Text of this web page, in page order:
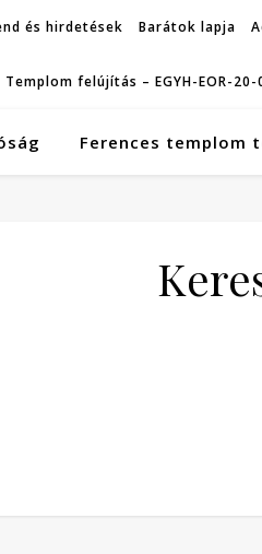
és hirdetések Barátok lapja
Templom felújítás – EGYH-EOR-
Ferences templom